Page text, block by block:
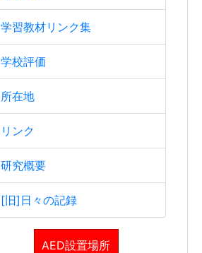
学習教材リンク集
学校評価
所在地
リンク
研究概要
[旧]日々の記録
AED設置場所